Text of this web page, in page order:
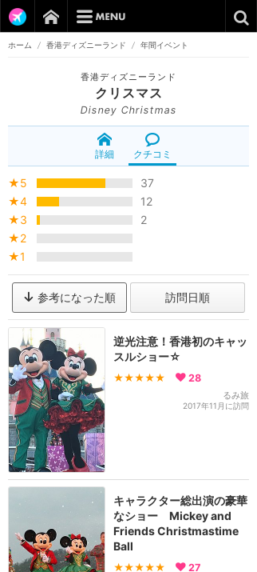
ホーム / 香港ディズニーランド / 年間イベント
香港ディズニーランド
クリスマス
Disney Christmas
詳細 クチコミ
★5
37
★4
12
★3
2
★2
★1
参考になった順 訪問日順
逆光注意！香港初のキャッ
スルショー☆
★★★★★ 28
るみ旅
2017年11月に訪問
キャラクター総出演の豪華
なショー Mickey and
Friends Christmastime
Ball
★★★★★ 27